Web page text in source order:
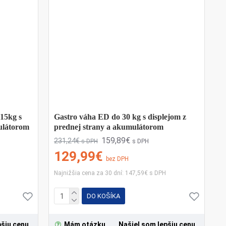
kontrolu porcií a optimalizáciu spotreby
pripravovaných jedál.
s
Gastro váha ED do 30 kg s displejom z
prednej strany a akumulátorom
159,89€ s DPH
231,24€s DPH
129,99€
bez DPH
Najnižšia cena za 30 dní: 147,59€ s DPH
DO KOŠÍKA